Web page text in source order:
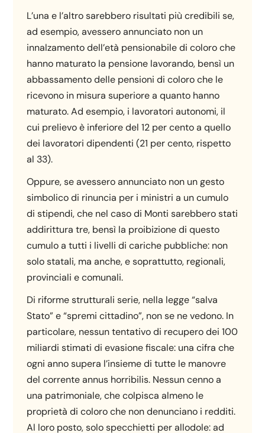
L’una e l’altro sarebbero risultati più credibili se,
ad esempio, avessero annunciato non un
innalzamento dell’età pensionabile di coloro che
hanno maturato la pensione lavorando, bensì un
abbassamento delle pensioni di coloro che le
ricevono in misura superiore a quanto hanno
maturato. Ad esempio, i lavoratori autonomi, il
cui prelievo è inferiore del 12 per cento a quello
dei lavoratori dipendenti (21 per cento, rispetto
al 33).
Oppure, se avessero annunciato non un gesto
simbolico di rinuncia per i ministri a un cumulo
di stipendi, che nel caso di Monti sarebbero stati
addirittura tre, bensì la proibizione di questo
cumulo a tutti i livelli di cariche pubbliche: non
solo statali, ma anche, e soprattutto, regionali,
provinciali e comunali.
Di riforme strutturali serie, nella legge “salva
Stato” e “spremi cittadino”, non se ne vedono. In
particolare, nessun tentativo di recupero dei 100
miliardi stimati di evasione fiscale: una cifra che
ogni anno supera l’insieme di tutte le manovre
del corrente annus horribilis. Nessun cenno a
una patrimoniale, che colpisca almeno le
proprietà di coloro che non denunciano i redditi.
Al loro posto, solo specchietti per allodole: ad